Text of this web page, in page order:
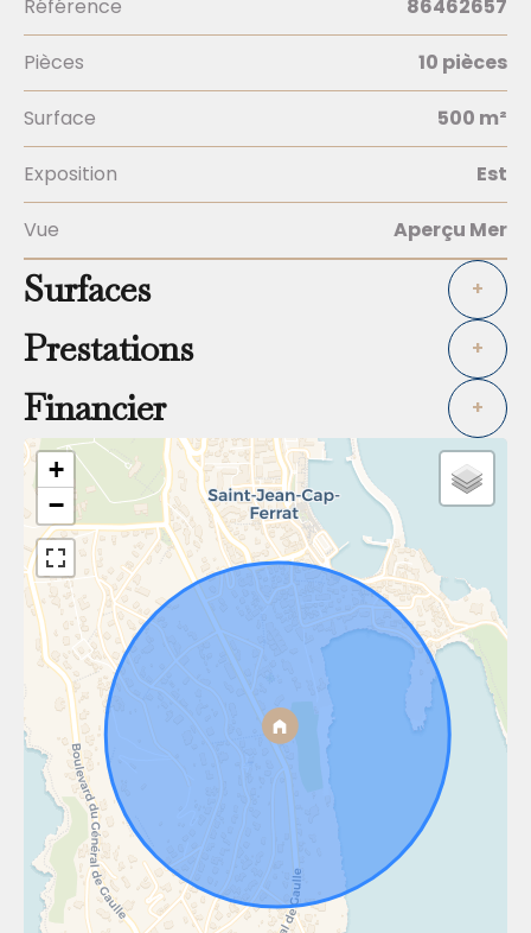
Référence 86462657
Pièces 10 pièces
Surface 500 m²
Exposition Est
Vue Aperçu Mer
Surfaces +
Prestations +
Financier +
+
−